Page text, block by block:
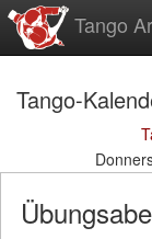
zum
Inhalt
Tango
Tango-